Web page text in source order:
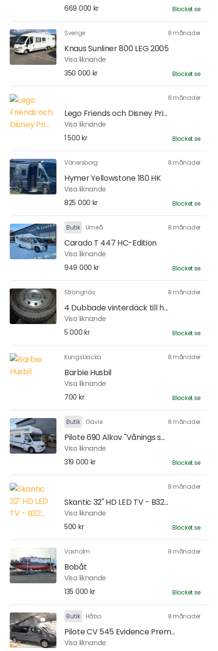
669 000 kr
Blocket.se
Sverige 8 månader
Knaus Sunliner 800 LEG 2005
Visa liknande
350 000 kr
Blocket.se
8 månader
Lego Friends och Disney Pri...
Visa liknande
1 500 kr
Blocket.se
Vänersborg 8 månader
Hymer Yellowstone 180 HK
Visa liknande
825 000 kr
Blocket.se
Butik Umeå 8 månader
Carado T 447 HC-Edition
Visa liknande
949 000 kr
Blocket.se
Strängnäs 8 månader
4 Dubbade vinterdäck till h...
Visa liknande
5 000 kr
Blocket.se
Kungsbacka 8 månader
Barbie Husbil
Visa liknande
700 kr
Blocket.se
Butik Gävle 8 månader
Pilote 690 Alkov "Vånings s...
Visa liknande
319 000 kr
Blocket.se
8 månader
Skantic 32" HD LED TV - B32...
Visa liknande
500 kr
Blocket.se
Vaxholm 8 månader
Bobåt
Visa liknande
135 000 kr
Blocket.se
Butik Håbo 8 månader
Pilote CV 545 Evidence Prem...
Visa liknande